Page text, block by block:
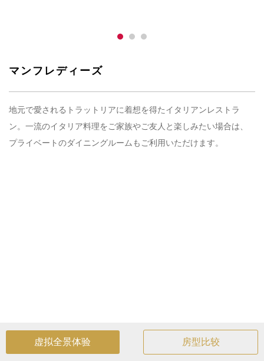
マンフレディーズ
地元で愛されるトラットリアに着想を得たイタリアンレストラ
ン。一流のイタリア料理をご家族やご友人と楽しみたい場合は、
プライベートのダイニングルームもご利用いただけます。
虚拟全景体验 房型比较